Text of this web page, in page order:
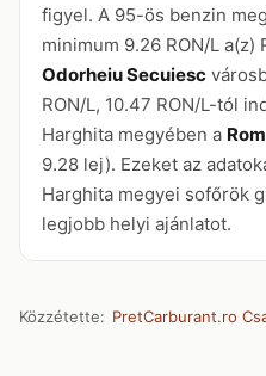
figyel. A 95-ös benzin
minimum 9.26 RON/L a(z)
Odorheiu Secuiesc
RON/L, 10.47 RON/L-tól
Harghita megyében a
9.28 lej). Ezeket az
Harghita megyei sofőrök
legjobb helyi ajánlatot.
Közzétette: PretCarburant.ro